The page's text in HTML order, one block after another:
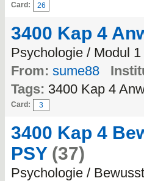
Card: 26
3400 Kap 4
Psychologie / Modul 1
From: sume88
Tags: 3400 Kap 4
Card: 3
3400 Kap 4
PSY (37)
Psychologie /